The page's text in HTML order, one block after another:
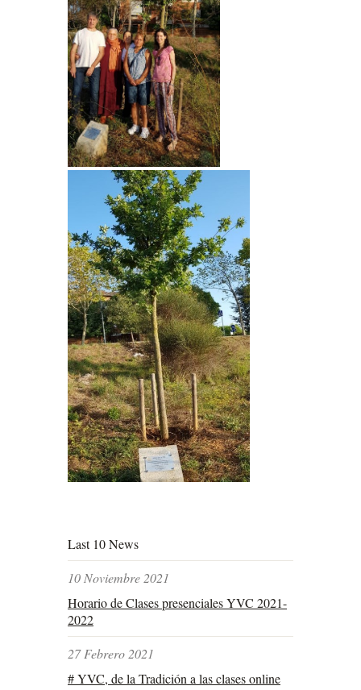
Last 10 News
10 Noviembre 2021
Horario de Clases presenciales YVC 2021-
2022
27 Febrero 2021
# YVC, de la Tradición a las clases online